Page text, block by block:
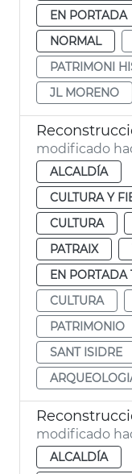
EN PORTADA
NORMAL
PATRIMONI
JL MORENO
modificado
ALCALDÍA
CULTURA Y
CULTURA
PATRAIX
EN PORTADA
CULTURA
PATRIMONIO
SANT ISIDRE
modificado
ALCALDÍA